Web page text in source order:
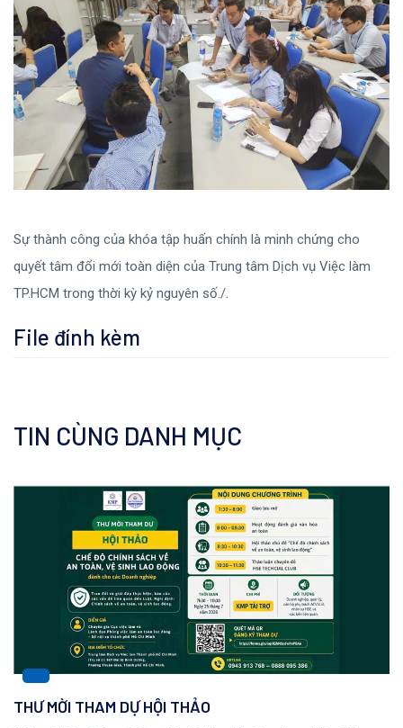
Sự thành công của khóa tập huấn chính là minh chứng cho
quyết tâm đổi mới toàn diện của Trung tâm Dịch vụ Việc làm
TP.HCM trong thời kỳ kỷ nguyên số./.
File đính kèm
TIN CÙNG DANH MỤC
THƯ MỜI THAM DỰ HỘI THẢO